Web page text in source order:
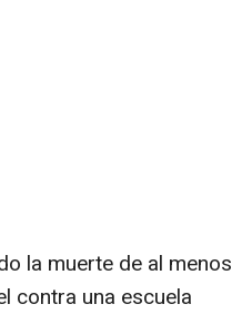
la muerte de al menos
contra una escuela